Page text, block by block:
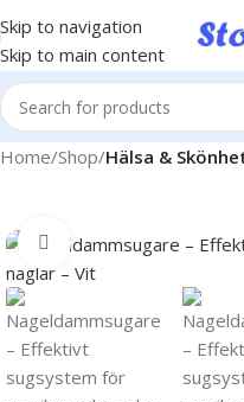
Skip to navigation
Skip to main content
KÖP NU, BETALA
Home Shop Hälsa &
Click to enlarge